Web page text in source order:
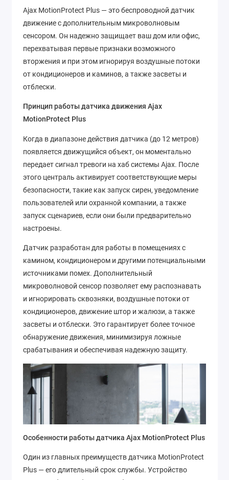
Ajax MotionProtect Plus — это беспроводной датчик
движение с дополнительным микроволновым
сенсором. Он надежно защищает ваш дом или офис,
перехватывая первые признаки возможного
вторжения и при этом игнорируя воздушные потоки
от кондиционеров и каминов, а также засветы и
отблески.
Принцип работы датчика движения Ajax
MotionProtect Plus
Когда в диапазоне действия датчика (до 12 метров)
появляется движущийся объект, он моментально
передает сигнал тревоги на хаб системы Ajax. После
этого централь активирует соответствующие меры
безопасности, такие как запуск сирен, уведомление
пользователей или охранной компании, а также
запуск сценариев, если они были предварительно
настроены.
Датчик разработан для работы в помещениях с
камином, кондиционером и другими потенциальными
источниками помех. Дополнительный
микроволновой сенсор позволяет ему распознавать
и игнорировать сквозняки, воздушные потоки от
кондиционеров, движение штор и жалюзи, а также
засветы и отблески. Это гарантирует более точное
обнаружение движения, минимизируя ложные
срабатывания и обеспечивая надежную защиту.
Особенности работы датчика Ajax MotionProtect Plus
Один из главных преимуществ датчика MotionProtect
Plus — его длительный срок службы. Устройство